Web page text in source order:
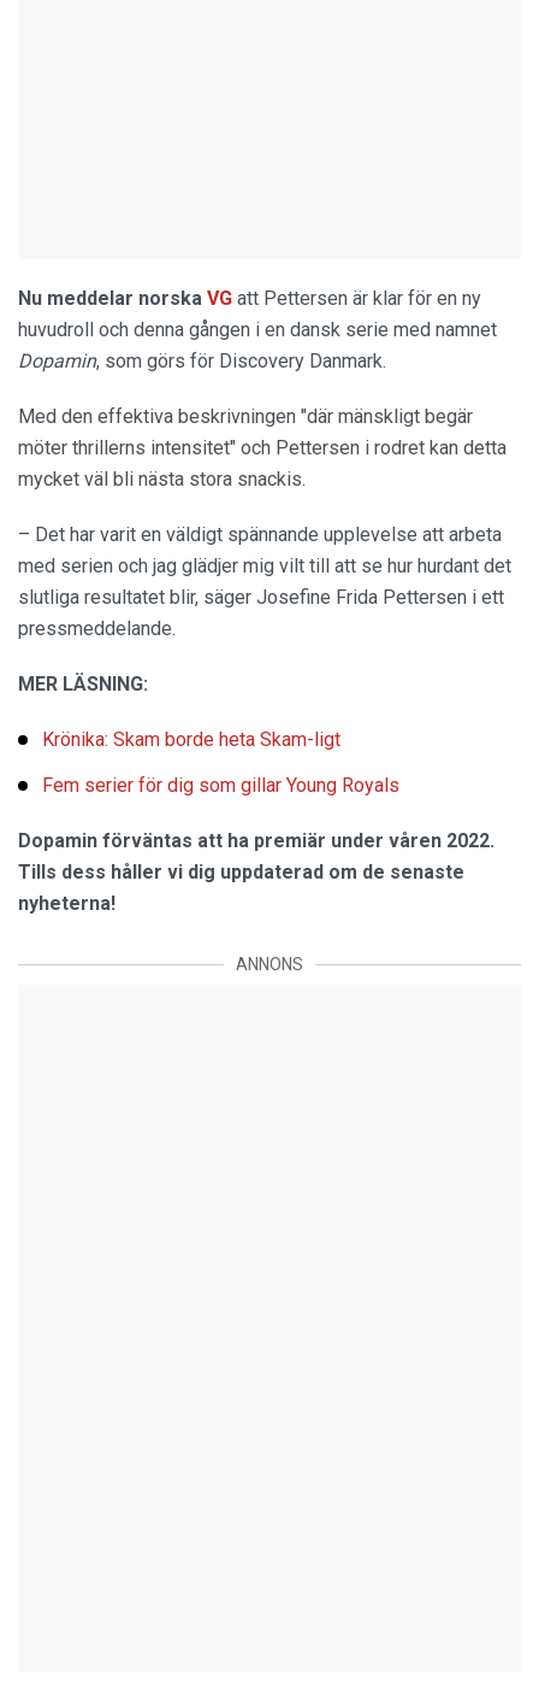
Nu meddelar norska VG att Pettersen är klar för en ny
huvudroll och denna gången i en dansk serie med namnet
Dopamin, som görs för Discovery Danmark.
Med den effektiva beskrivningen "där mänskligt begär
möter thrillerns intensitet" och Pettersen i rodret kan detta
mycket väl bli nästa stora snackis.
– Det har varit en väldigt spännande upplevelse att arbeta
med serien och jag glädjer mig vilt till att se hur hurdant det
slutliga resultatet blir, säger Josefine Frida Pettersen i ett
pressmeddelande.
MER LÄSNING:
Krönika: Skam borde heta Skam-ligt
Fem serier för dig som gillar Young Royals
Dopamin förväntas att ha premiär under våren 2022.
Tills dess håller vi dig uppdaterad om de senaste
nyheterna!
ANNONS